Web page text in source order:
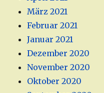
März 2021
Februar 2021
Januar 2021
Dezember 2020
November 2020
Oktober 2020